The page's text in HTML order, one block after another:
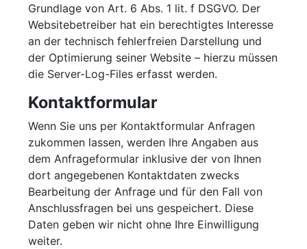
Grundlage von Art. 6 Abs. 1 lit. f DSGVO. Der
Websitebetreiber hat ein berechtigtes Interesse
an der technisch fehlerfreien Darstellung und
der Optimierung seiner Website – hierzu müssen
die Server-Log-Files erfasst werden.
Kontaktformular
Wenn Sie uns per Kontaktformular Anfragen
zukommen lassen, werden Ihre Angaben aus
dem Anfrageformular inklusive der von Ihnen
dort angegebenen Kontaktdaten zwecks
Bearbeitung der Anfrage und für den Fall von
Anschlussfragen bei uns gespeichert. Diese
Daten geben wir nicht ohne Ihre Einwilligung
weiter.